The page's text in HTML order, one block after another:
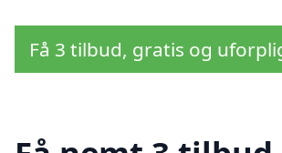
Få 3 tilbud, gratis og